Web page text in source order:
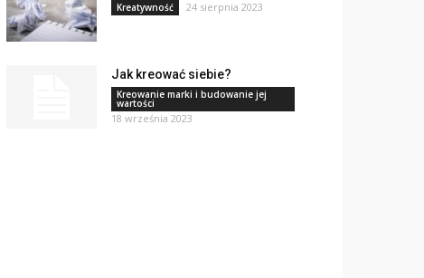
Kreatywność 24 sierpnia 2023
Jak kreować siebie?
Kreowanie marki i budowanie jej
wartości
18 września 2023